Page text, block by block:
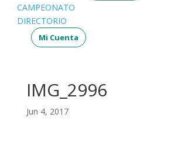
CAMPEONATO
DIRECTORIO
Mi Cuenta
IMG_2996
Jun 4, 2017